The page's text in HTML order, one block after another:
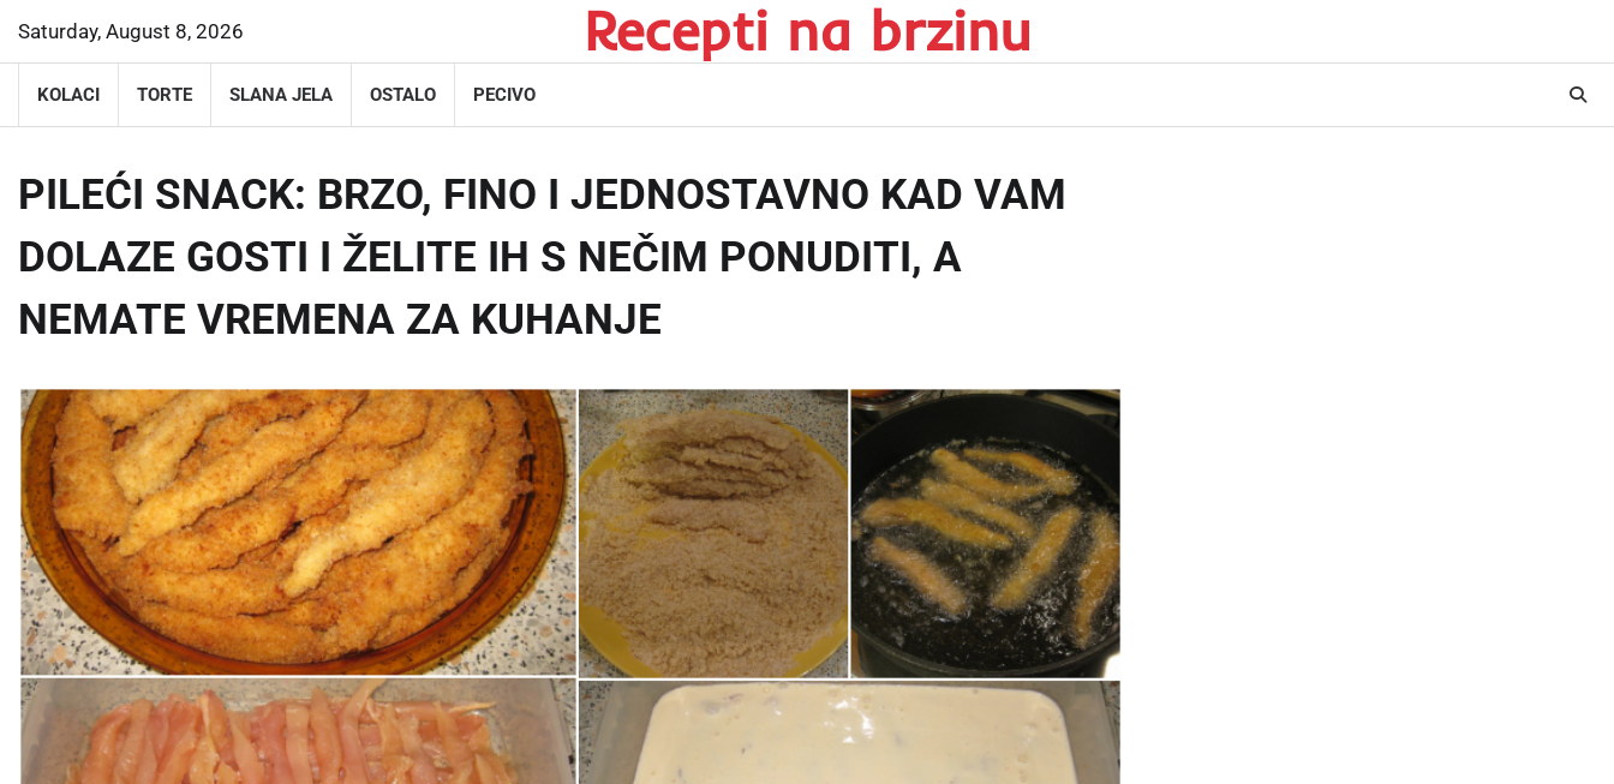
content
Saturday, August 8, 2026 Recepti na brzinu
KOLACI TORTE SLANA JELA OSTALO PECIVO
PILEĆI SNACK: BRZO, FINO I JEDNOSTAVNO KAD VAM
DOLAZE GOSTI I ŽELITE IH S NEČIM PONUDITI, A
NEMATE VREMENA ZA KUHANJE